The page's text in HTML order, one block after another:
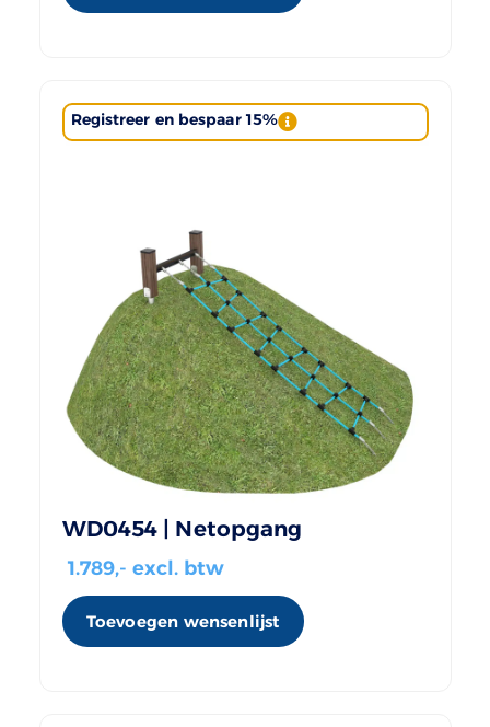
Registreer en bespaar 15%
WD0454 | Netopgang
1.789,- excl. btw
Toevoegen wensenlijst